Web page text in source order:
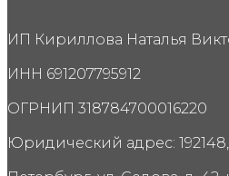
ИП Кириллова Наталья
ИНН 691207795912
ОГРНИП 318784700016220
Юридический адрес: